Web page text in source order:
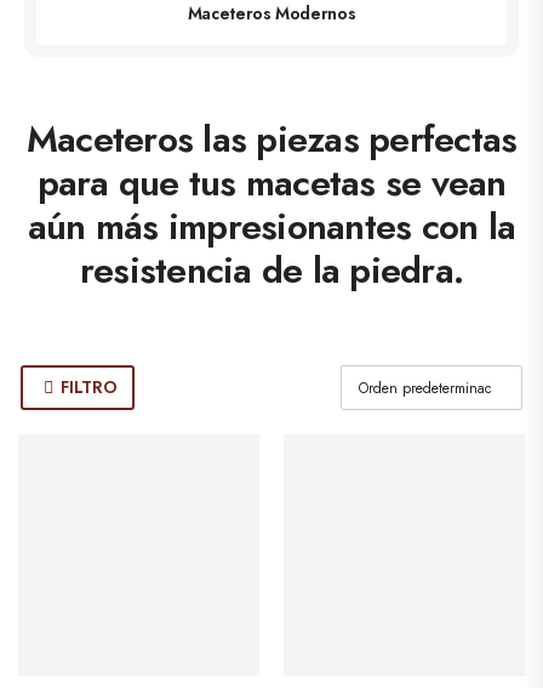
Maceteros Modernos
Maceteros las piezas perfectas
para que tus macetas se vean
aún más impresionantes con la
resistencia de la piedra.
FILTRO